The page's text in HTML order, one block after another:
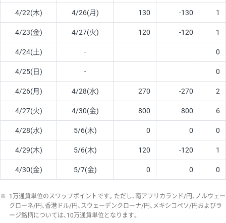
4/22(木) 4/26(月) 130 -130 1
4/23(金) 4/27(火) 120 -120 1
4/24(土) - 0
4/25(日) - 0
4/26(月) 4/28(水) 270 -270 2
4/27(火) 4/30(金) 800 -800 6
4/28(水) 5/6(木) 0 0 0
4/29(木) 5/6(木) 120 -120 1
4/30(金) 5/7(金) 0 0 0
※ 1万通貨単位のスワップポイントです。ただし、南アフリカランド/円、ノルウェー
クローネ/円、香港ドル/円、スウェーデンクローナ/円、メキシコペソ/円およびラ
ージ銘柄については、10万通貨単位となります。